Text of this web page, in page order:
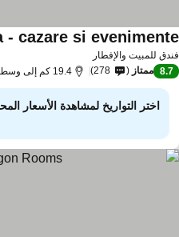
للمبيت والإفطار
- cazare si
8.7 ممتاز 278 19.4 كم إلى وسط المدينة
اختر التواريخ لمشاهدة الأسعار